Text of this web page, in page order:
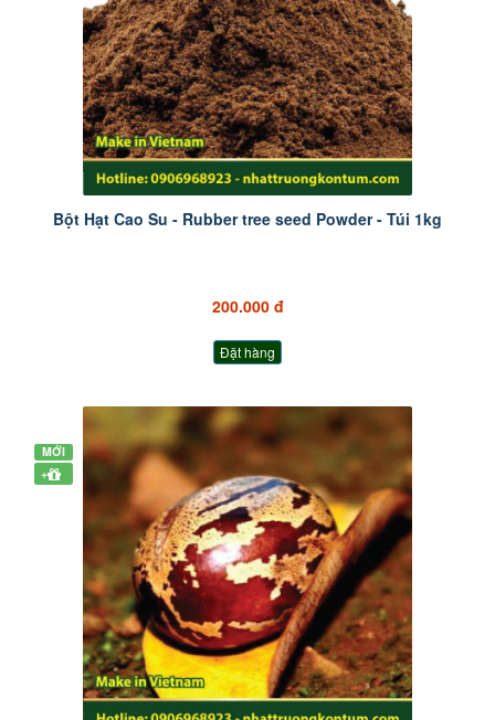
Bột Hạt Cao Su - Rubber tree seed Powder - Túi 1kg
200.000 đ
Đặt hàng
MỚI
+